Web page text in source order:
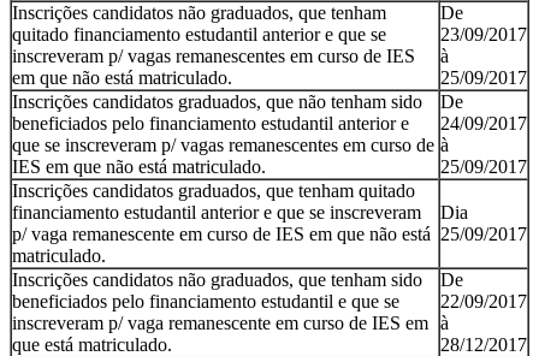
Inscrições candidatos não graduados, que tenham
quitado financiamento estudantil anterior e que se
inscreveram p/ vagas remanescentes em curso de IES
em que não está matriculado.
De
23/09/2017
à
25/09/2017
Inscrições candidatos graduados, que não tenham sido
beneficiados pelo financiamento estudantil anterior e
que se inscreveram p/ vagas remanescentes em curso de
IES em que não está matriculado.
De
24/09/2017
à
25/09/2017
Inscrições candidatos graduados, que tenham quitado
financiamento estudantil anterior e que se inscreveram
p/ vaga remanescente em curso de IES em que não está
matriculado.
Dia
25/09/2017
Inscrições candidatos não graduados, que tenham sido
beneficiados pelo financiamento estudantil e que se
inscreveram p/ vaga remanescente em curso de IES em
que está matriculado.
De
22/09/2017
à
28/12/2017